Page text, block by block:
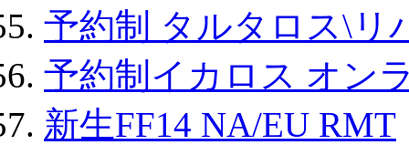
予約制 タルタロス\リ
予約制イカロス オン
新生FF14 NA/EU RMT